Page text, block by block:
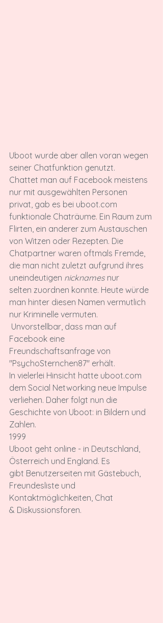
Uboot wurde aber allen voran wegen
seiner Chatfunktion genutzt.
Chattet man auf Facebook meistens
nur mit ausgewählten Personen
privat, gab es bei uboot.com
funktionale Chaträume. Ein Raum zum
Flirten, ein anderer zum Austauschen
von Witzen oder Rezepten. Die
Chatpartner waren oftmals Fremde,
die man nicht zuletzt aufgrund ihres
uneindeutigen nicknames nur
selten zuordnen konnte. Heute würde
man hinter diesen Namen vermutlich
nur Kriminelle vermuten.
Unvorstellbar, dass man auf
Facebook eine
Freundschaftsanfrage von
"PsychoSternchen87" erhält.
In vielerlei Hinsicht hatte uboot.com
dem Social Networking neue Impulse
verliehen. Daher folgt nun die
Geschichte von Uboot: in Bildern und
Zahlen.
1999
Uboot geht online - in Deutschland,
Österreich und England. Es
gibt Benutzerseiten mit Gästebuch,
Freundesliste und
Kontaktmöglichkeiten, Chat
& Diskussionsforen.